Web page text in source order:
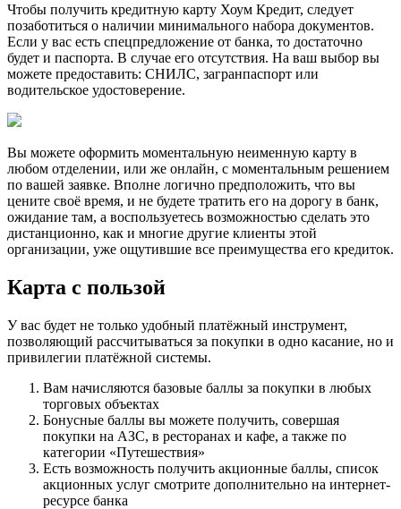
Чтобы получить кредитную карту Хоум Кредит, следует
позаботиться о наличии минимального набора документов.
Если у вас есть спецпредложение от банка, то достаточно
будет и паспорта. В случае его отсутствия. На ваш выбор вы
можете предоставить: СНИЛС, загранпаспорт или
водительское удостоверение.
Вы можете оформить моментальную неименную карту в
любом отделении, или же онлайн, с моментальным решением
по вашей заявке. Вполне логично предположить, что вы
цените своё время, и не будете тратить его на дорогу в банк,
ожидание там, а воспользуетесь возможностью сделать это
дистанционно, как и многие другие клиенты этой
организации, уже ощутившие все преимущества его кредиток.
Карта с пользой
У вас будет не только удобный платёжный инструмент,
позволяющий рассчитываться за покупки в одно касание, но и
привилегии платёжной системы.
Вам начисляются базовые баллы за покупки в любых
торговых объектах
Бонусные баллы вы можете получить, совершая
покупки на АЗС, в ресторанах и кафе, а также по
категории «Путешествия»
Есть возможность получить акционные баллы, список
акционных услуг смотрите дополнительно на интернет-
ресурсе банка